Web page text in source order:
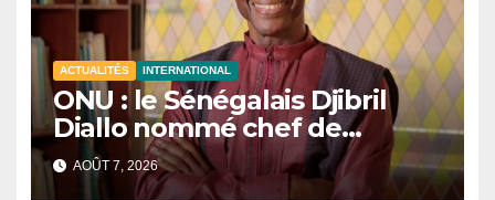
ACTUALITÉS INTERNATIONAL
ONU : le Sénégalais Djibril
Diallo nommé chef de
cabinet du président de la
81e Assemblée générale.
AOÛT 7, 2026